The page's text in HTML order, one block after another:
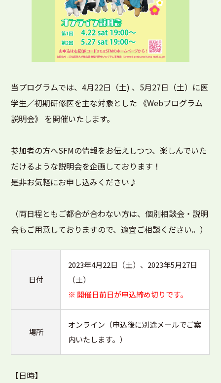
当プログラムでは、4月22日（土) 、5月27日（土）に医
学生／初期研修医を主な対象とした 《Webプログラム
説明会》 を開催いたします。
参加者の方へSFMの情報をお伝えしつつ、楽しんでいた
だけるような説明会を企画しております！
是非お気軽にお申し込みください♪
（両日程ともご都合が合わない方は、個別相談会・説明
会もご用意しておりますので、適宜ご相談ください。）
日付
2023年4月22日（土）、2023年5月27日
（土）
※ 開催日前日が申込締め切りです。
場所
オンライン（申込後に別途メールでご案
内いたします。）
【日時】